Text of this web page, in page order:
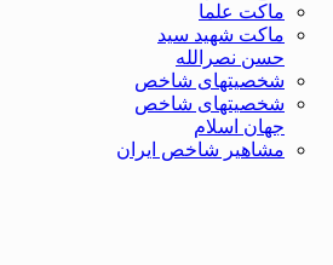
ماکت علما
ماکت شهید سید
حسن نصرالله
شخصیتهای شاخص
شخصیتهای شاخص
جهان اسلام
مشاهیر شاخص ایران